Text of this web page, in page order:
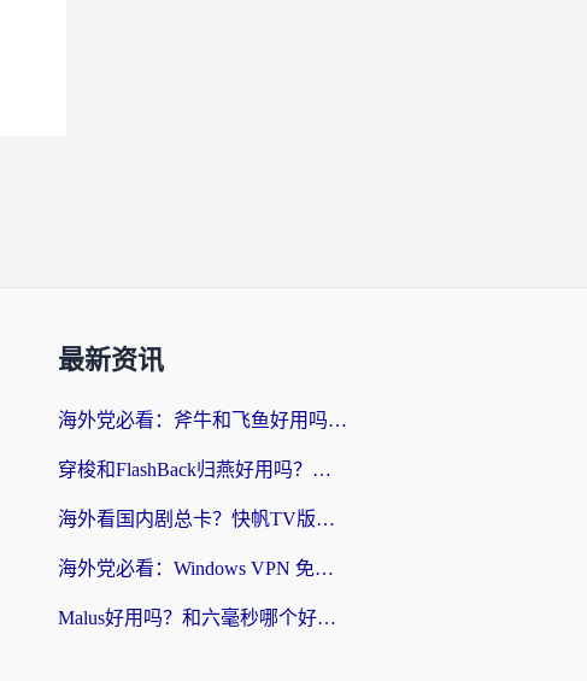
最新资讯
海外党必看：斧牛和飞鱼好用吗？3步选对回国加速器，无缝刷剧玩国服
穿梭和FlashBack归燕好用吗？海外党亲测3款热门回国加速器，教你选对不踩坑
海外看国内剧总卡？快帆TV版VPN好用吗？和快滚VPN对比哪个回国效果更好？
海外党必看：Windows VPN 免费？别踩坑！教你选对好用的国内加速器无缝回国
Malus好用吗？和六毫秒哪个好？海外党选回国加速器的避坑指南